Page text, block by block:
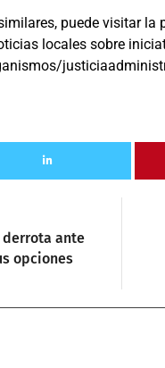
puede visitar la
locales sobre
derrota ante
opciones